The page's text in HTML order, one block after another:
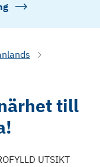
till
UTSIKT